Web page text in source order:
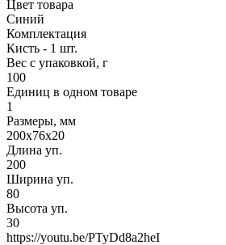
Цвет товара
Синий
Комплектация
Кисть - 1 шт.
Вес с упаковкой, г
100
Единиц в одном товаре
1
Размеры, мм
200x76x20
Длина уп.
200
Ширина уп.
80
Высота уп.
30
https://youtu.be/PTyDd8a2heI